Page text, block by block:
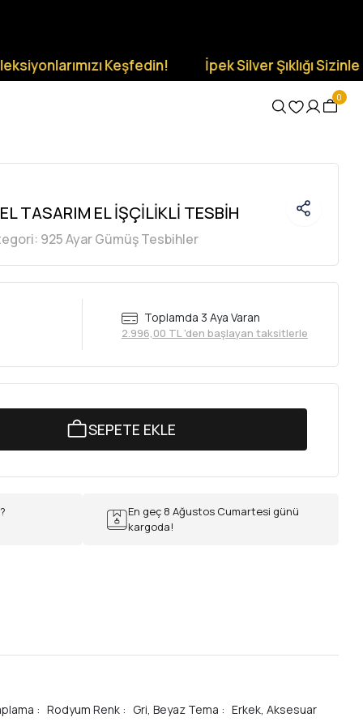
Keşfedin! İpek Silver Şıklığı Sizinle Olsun.
0
TASARIM EL İŞÇİLİKLİ TESBİH
925 Ayar Gümüş Tesbihler
Toplamda 3 Aya Varan
2.996,00 TL 'den başlayan taksitlerle
SEPETE EKLE
En geç 8 Ağustos Cumartesi günü
kargoda!
: Rodyum Renk : Gri, Beyaz Tema : Erkek, Aksesuar